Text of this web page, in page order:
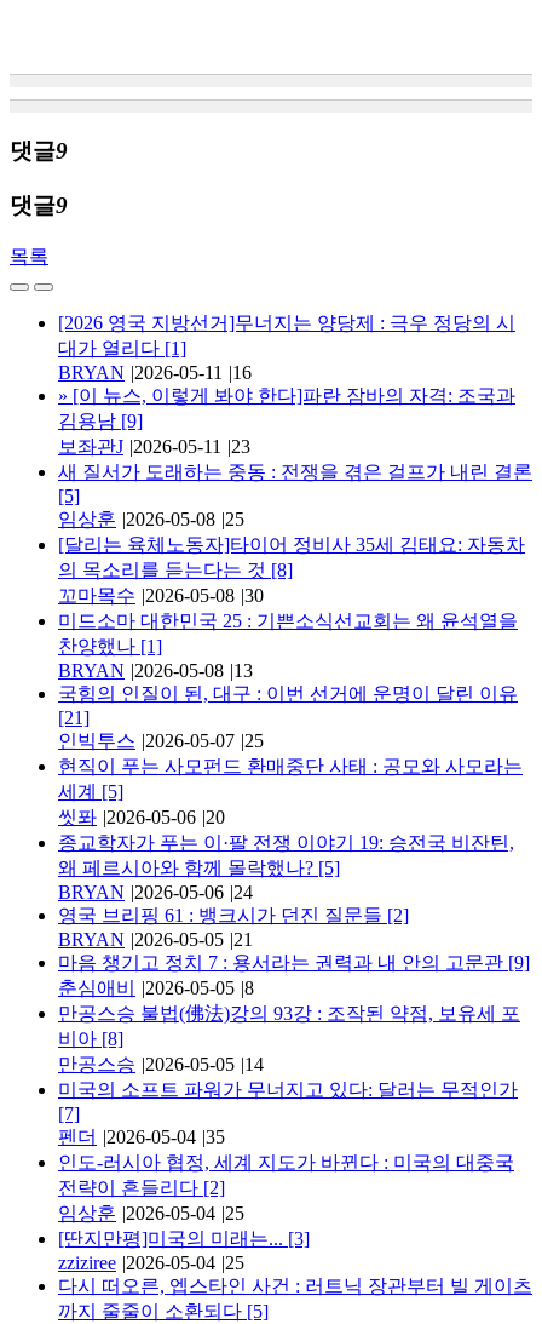
댓글9
댓글9
목록
[2026 영국 지방선거]무너지는 양당제 : 극우 정당의 시
대가 열리다 [1]
BRYAN |2026-05-11 |16
» [이 뉴스, 이렇게 봐야 한다]파란 잠바의 자격: 조국과
김용남 [9]
보좌관J |2026-05-11 |23
새 질서가 도래하는 중동 : 전쟁을 겪은 걸프가 내린 결론
[5]
임상훈 |2026-05-08 |25
[달리는 육체노동자]타이어 정비사 35세 김태요: 자동차
의 목소리를 듣는다는 것 [8]
꼬마목수 |2026-05-08 |30
미드소마 대한민국 25 : 기쁜소식선교회는 왜 윤석열을
찬양했나 [1]
BRYAN |2026-05-08 |13
국힘의 인질이 된, 대구 : 이번 선거에 운명이 달린 이유
[21]
인빅투스 |2026-05-07 |25
현직이 푸는 사모펀드 환매중단 사태 : 공모와 사모라는
세계 [5]
씻퐈 |2026-05-06 |20
종교학자가 푸는 이·팔 전쟁 이야기 19: 승전국 비잔틴,
왜 페르시아와 함께 몰락했나? [5]
BRYAN |2026-05-06 |24
영국 브리핑 61 : 뱅크시가 던진 질문들 [2]
BRYAN |2026-05-05 |21
마음 챙기고 정치 7 : 용서라는 권력과 내 안의 고문관 [9]
춘심애비
|2026-05-05 |8
만공스승 불법(佛法)강의 93강 : 조작된 약점, 보유세 포
비아 [8]
만공스승 |2026-05-05 |14
미국의 소프트 파워가 무너지고 있다: 달러는 무적인가
[7]
펜더 |2026-05-04 |35
인도-러시아 협정, 세계 지도가 바뀐다 : 미국의 대중국
전략이 흔들리다 [2]
임상훈 |2026-05-04 |25
[딴지만평]미국의 미래는... [3]
zziziree |2026-05-04 |25
다시 떠오른, 엡스타인 사건 : 러트닉 장관부터 빌 게이츠
까지 줄줄이 소환되다 [5]